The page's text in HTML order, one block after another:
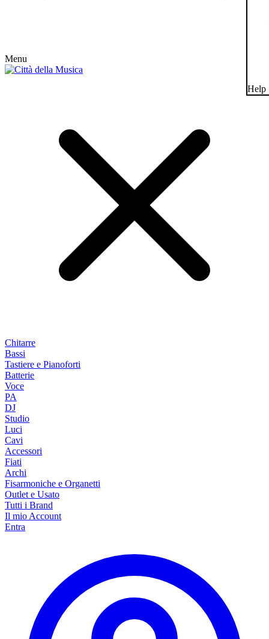
Menu
Chitarre
Bassi
Tastiere e Pianoforti
Batterie
Voce
PA
DJ
Studio
Luci
Cavi
Accessori
Fiati
Archi
Fisarmoniche e Organetti
Outlet e Usato
Tutti i Brand
Il mio Account
Entra
Help